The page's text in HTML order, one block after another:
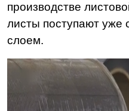
производстве
листы поступают уже
слоем.